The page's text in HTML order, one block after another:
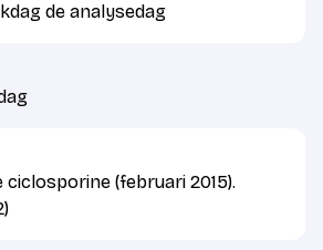
de analysedag
(februari 2015).